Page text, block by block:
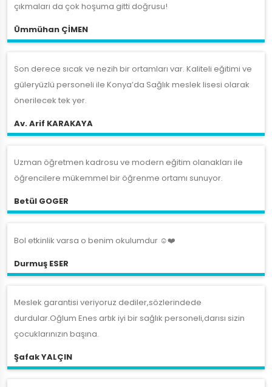
çıkmaları da çok hoşuma gitti doğrusu!
Ümmühan ÇİMEN
Son derece sıcak ve nezih bir ortamları var. Kaliteli eğitimi ve
güleryüzlü personeli ile Konya’da Sağlık meslek lisesi olarak
önerilecek tek yer.
Av. Arif KARAKAYA
Uzman öğretmen kadrosu ve modern eğitim olanakları ile
öğrencilere mükemmel bir öğrenme ortamı sunuyor.
Betül GOGER
Bol etkinlik varsa o benim okulumdur ☺️❤️
Durmuş ESER
Meslek garantisi veriyoruz dediler,sözlerindede
durdular.Oğlum Enes artık iyi bir sağlık personeli,darısı sizin
çocuklarınızın başına.
Şafak YALÇIN